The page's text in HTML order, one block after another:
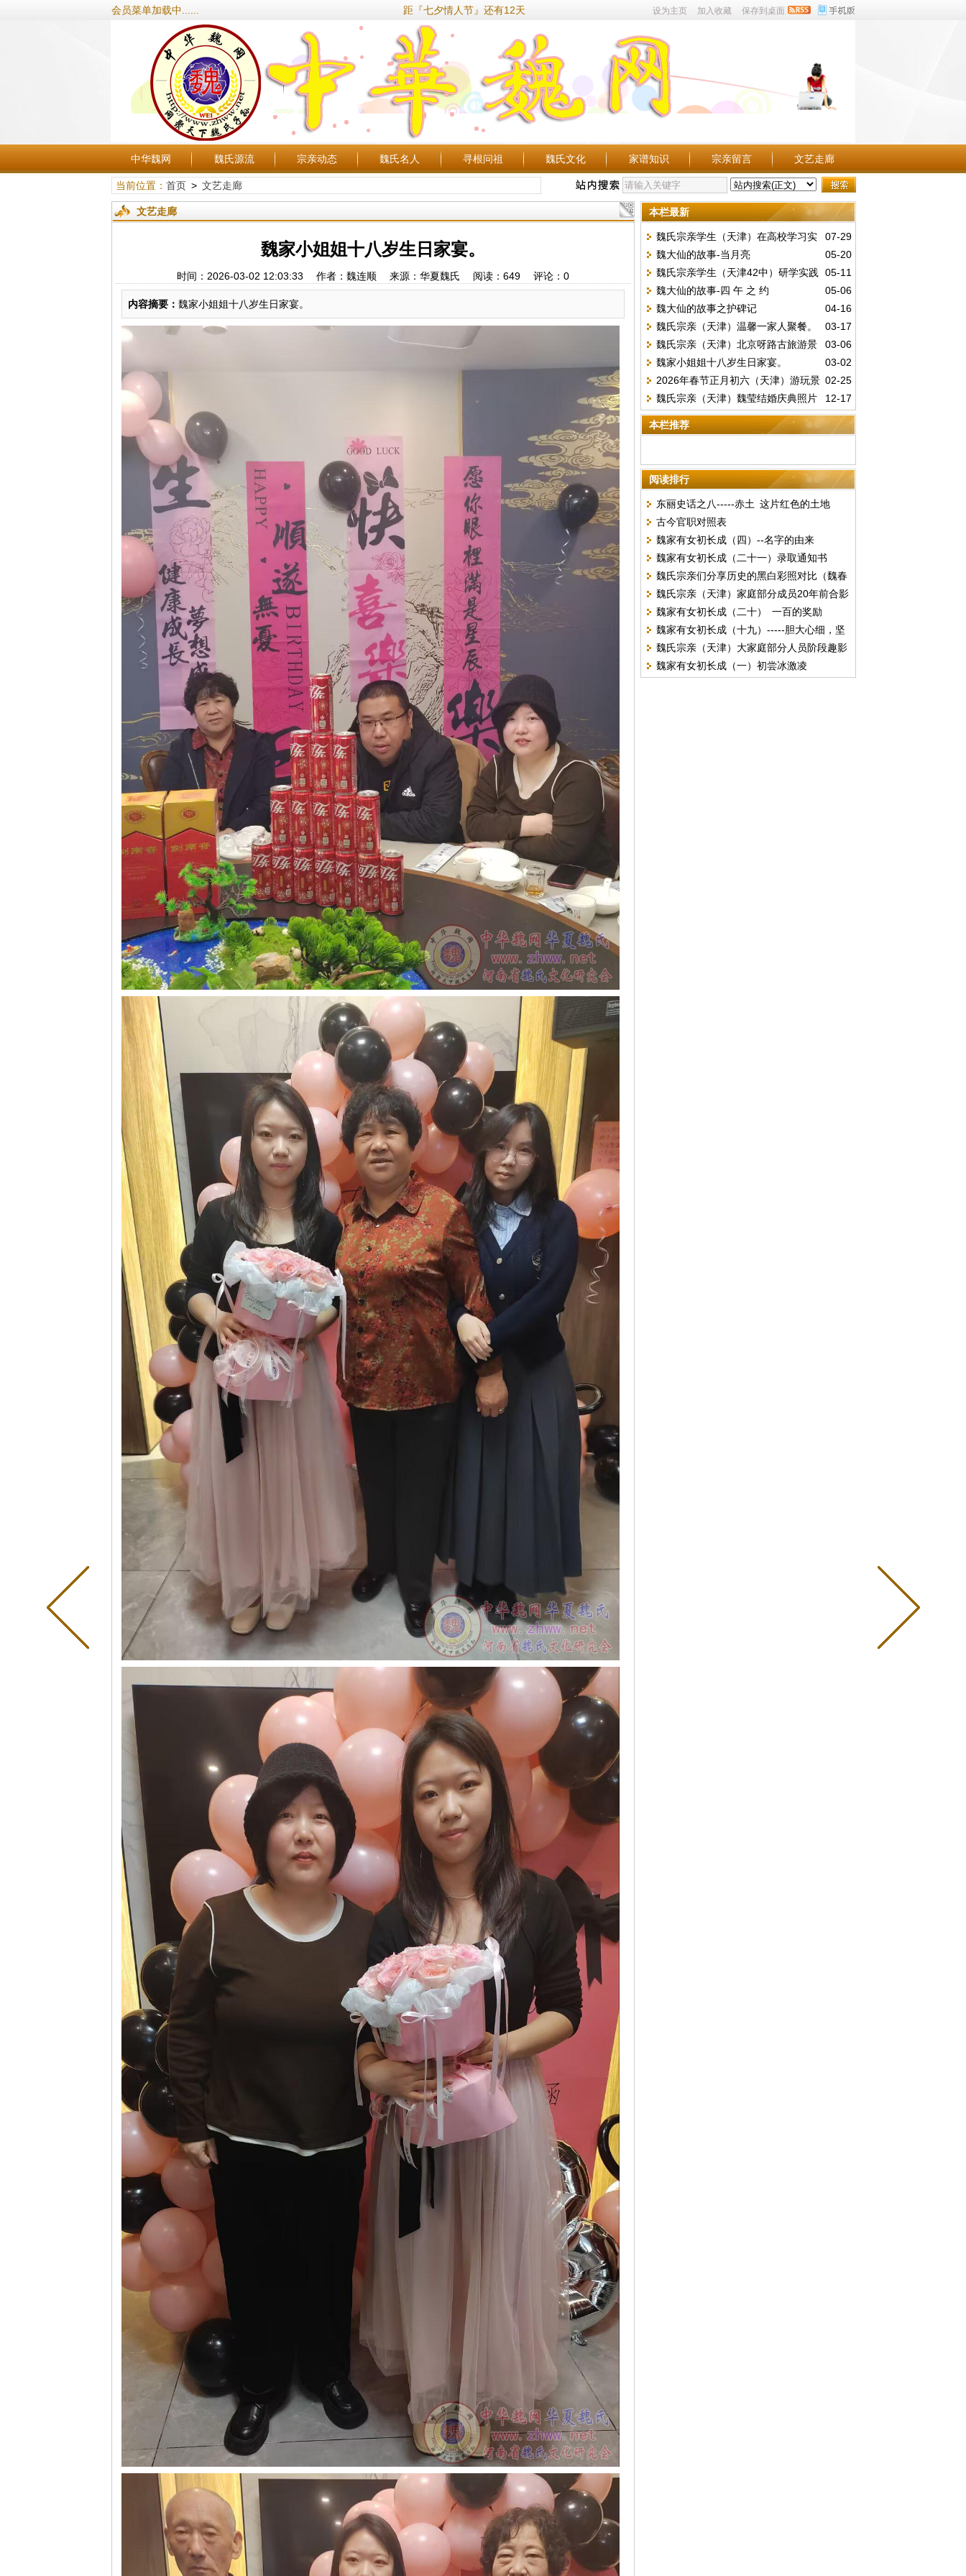
会员菜单加载中...... 设为主页 加入收藏 保存到桌面
距『七夕情人节』还有12天
中华魏网 魏氏源流 宗亲动态 魏氏名人 寻根问祖 魏氏文化 家谱知识 宗亲留言 文艺走廊
当前位置： 首页> 文艺走廊
文艺走廊
魏家小姐姐十八岁生日家宴。
时间：2026-03-02 12:03:33 作者：魏连顺 来源：华夏魏氏 阅读： 649评论： 0
内容摘要： 魏家小姐姐十八岁生日家宴。
本栏最新
07-29
魏氏宗亲学生（天津）在高校学习实
况点滴。
05-20
魏大仙的故事-当月亮
05-11
魏氏宗亲学生（天津42中）研学实践
活动留影。
05-06
魏大仙的故事-四 午 之 约
04-16
魏大仙的故事之护碑记
03-17
魏氏宗亲（天津）温馨一家人聚餐。
03-06
魏氏宗亲（天津）北京呀路古旅游景
色分享。
03-02
魏家小姐姐十八岁生日家宴。
02-25
2026年春节正月初六（天津）游玩景
点留影。
12-17
魏氏宗亲（天津）魏莹结婚庆典照片
2。
本栏推荐
阅读排行
东丽史话之八-----赤土 这片红色的土地
古今官职对照表
魏家有女初长成（四）--名字的由来
魏家有女初长成（二十一）录取通知书
魏氏宗亲们分享历史的黑白彩照对比（魏春
满）全家福照片。
魏氏宗亲（天津）家庭部分成员20年前合影
照片。
魏家有女初长成（二十） 一百的奖励
魏家有女初长成（十九）-----胆大心细，坚
强可爱
魏氏宗亲（天津）大家庭部分人员阶段趣影
分享。
魏家有女初长成（一）初尝冰激凌